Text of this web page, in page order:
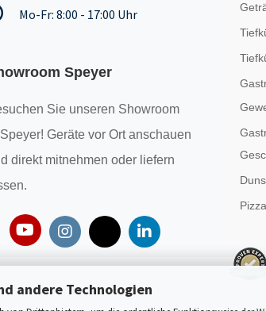
andere Technologien
Mo-Fr: 8:00 - 17:00 Uhr
Speyer
Sie unseren Showroom
Geräte vor Ort anschauen
direkt mitnehmen oder liefern